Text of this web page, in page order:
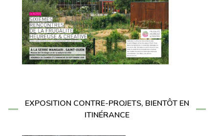
EXPOSITION CONTRE-PROJETS, BIENTÔT EN
ITINÉRANCE